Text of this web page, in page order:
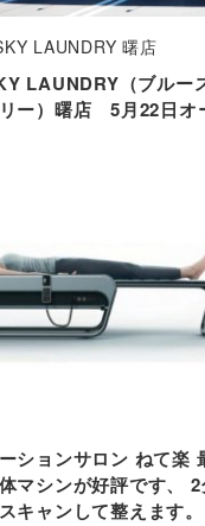
LAUNDRY 曙店
LAUNDRY（ブルー
ー）曙店 5月22日オ
ションサロン ねて楽
マシンが好評です、
キャンして整えます。